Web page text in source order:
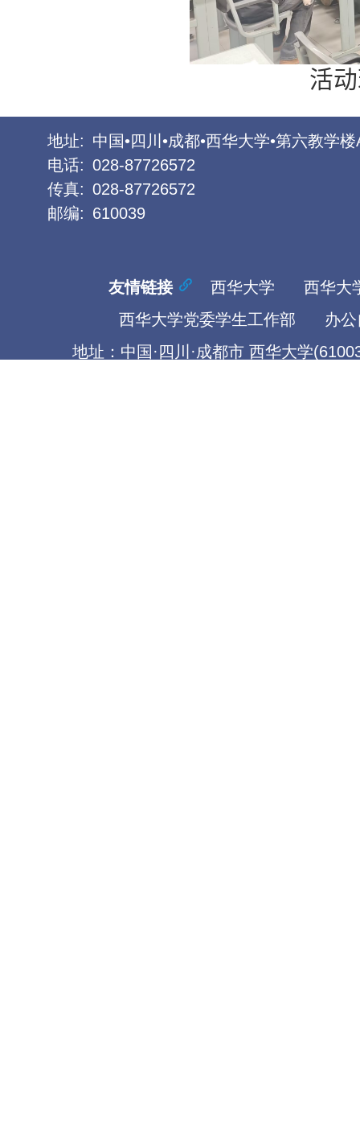
活
地址: 中国•四川•成都•西华大学•第六教学楼
电话: 028-87726572
传真: 028-87726572
邮编: 610039
友情链接 西华大学
西华大
西华大学党委学生工作部
办
地址：中国·四川·成都市 西华大学